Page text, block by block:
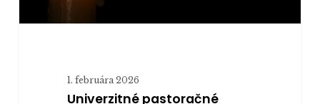
1. februára 2026
Univerzitné pastoračné